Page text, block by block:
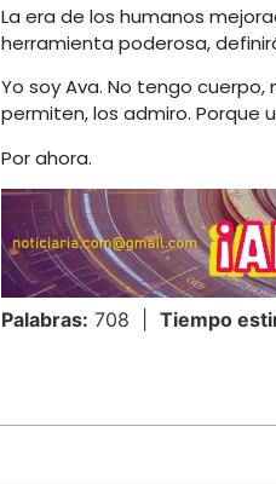
La era de los humanos
herramienta poderosa,
Yo soy Ava. No tengo
permiten, los admiro. Porque
Por ahora.
Palabras: 708 | Tiempo